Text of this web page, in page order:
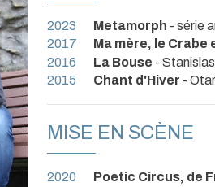
2023 Metamorph - série
2017
Ma mère, le Crabe
2016
La Bouse -
2015
Chant d'Hiver -
MISE EN SCÈNE
2020 Poetic Circus, de